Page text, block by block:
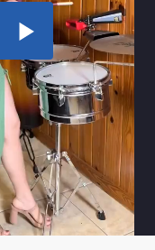
Play
Video